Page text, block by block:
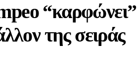
“καρφώνει”
της σειράς